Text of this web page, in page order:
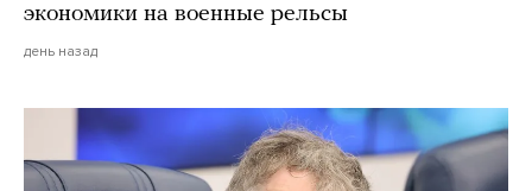
экономики на военные рельсы
день назад